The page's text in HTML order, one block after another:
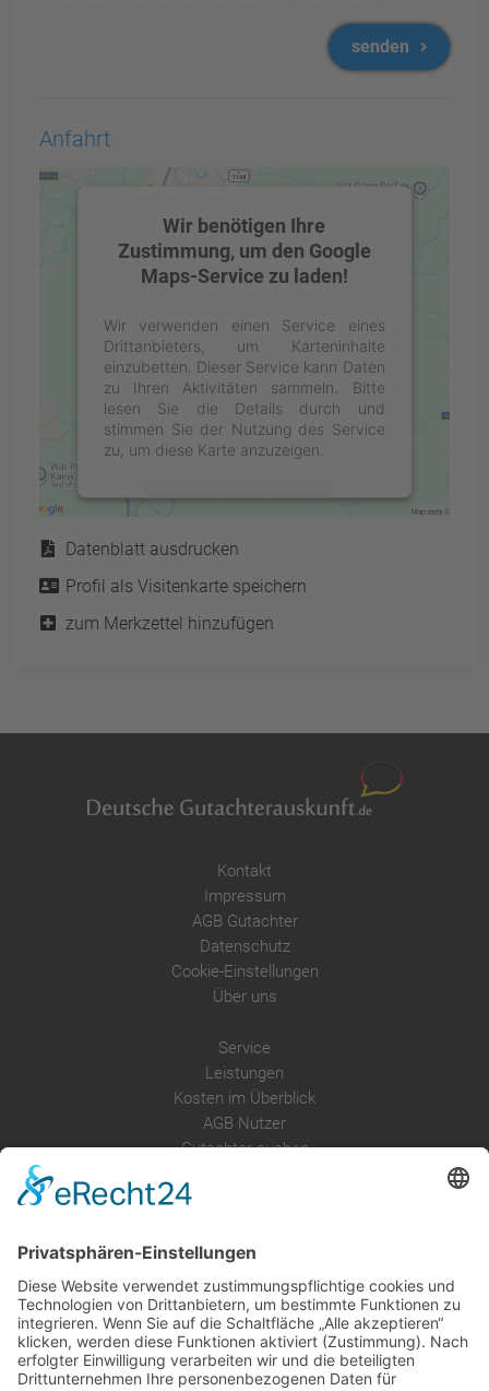
senden
Anfahrt
Wir benötigen Ihre
Zustimmung, um den Google
Maps-Service zu laden!
Wir verwenden einen Service eines
Drittanbieters, um Karteninhalte
einzubetten. Dieser Service kann Daten
zu Ihren Aktivitäten sammeln. Bitte
lesen Sie die Details durch und
stimmen Sie der Nutzung des Service
zu, um diese Karte anzuzeigen.
Mehr Informationen
Akzeptieren
powered by Usercentrics Consent
Management Platform
Service
Datenblatt ausdrucken
Profil als Visitenkarte speichern
zum Merkzettel hinzufügen
Kontakt
Impressum
AGB Gutachter
Datenschutz
Cookie-Einstellungen
Über uns
Service
Leistungen
Kosten im Überblick
AGB Nutzer
Gutachter suchen
Anfrage
Presse
Partner: Der DGuSV
als Gutachter eintragen
Infos für Suchende